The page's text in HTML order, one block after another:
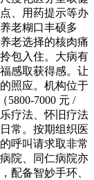
、用药提示等办
老糊口丰硕多
老选择的核肉痛
包入住。大病有
感取获得感。让
照应。机构位于
5800-7000 元 /
疗法、怀旧疗法
常。按期组织医
呼叫请求取非常
院、同仁病院亦
配备智妙手环、